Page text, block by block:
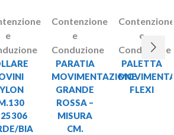
e
BIA
Contenzione
e
Conduzione
PARATIA
MOVIMENTAZIONE
GRANDE
ROSSA –
MISURA
CM.
Contenzione
e
Conduzione
PALETTA
FLEXI